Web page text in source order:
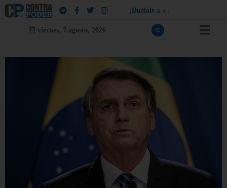
¡ Dué a e a q
viernes, 7 agosto, 2026